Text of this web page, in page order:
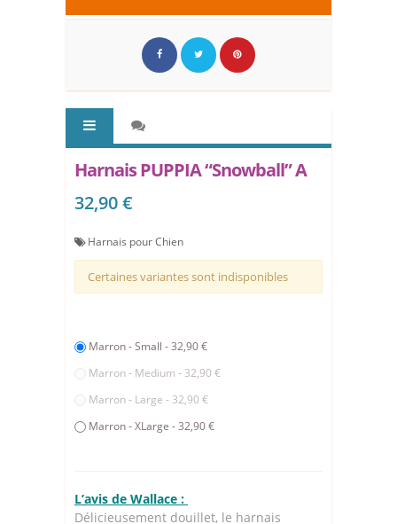
Harnais PUPPIA “Snowball” A
32,90 €
Harnais pour Chien
Certaines variantes sont indisponibles
Marron - Small - 32,90 €
Marron - Medium - 32,90 €
Marron - Large - 32,90 €
Marron - XLarge - 32,90 €
L’avis de Wallace :
Délicieusement douillet, le harnais